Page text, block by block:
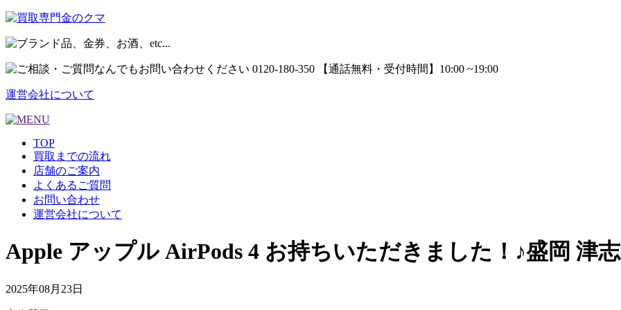
運営会社について
TOP
買取までの流れ
店舗のご案内
よくあるご質問
お問い合わせ
運営会社について
Apple アップル AirPods 4 お持ちいただきました！♪盛岡 津
2025年08月23日